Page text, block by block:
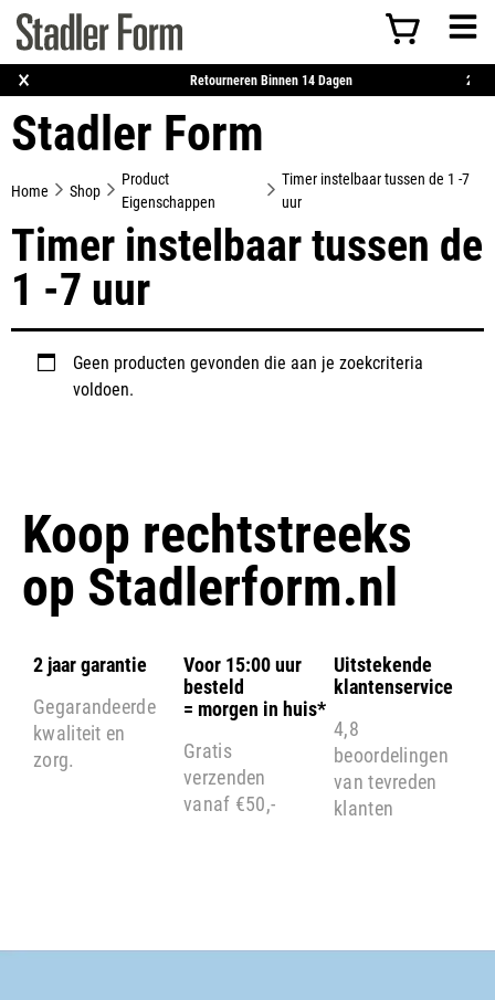
×
Verzending Vanaf €50 Retourneren Binnen 14 Dagen
Stadler Form
Home Shop
Product
Eigenschappen
Timer instelbaar tussen de 1 -7
uur
Timer instelbaar tussen de
1 -7 uur
Geen producten gevonden die aan je zoekcriteria
voldoen.
Koop rechtstreeks
op Stadlerform.nl
2 jaar garantie
Gegarandeerde
kwaliteit en
zorg.
Voor 15:00 uur
besteld
= morgen in huis*
Gratis
verzenden
vanaf €50,-
Uitstekende
klantenservice
4,8
beoordelingen
van tevreden
klanten